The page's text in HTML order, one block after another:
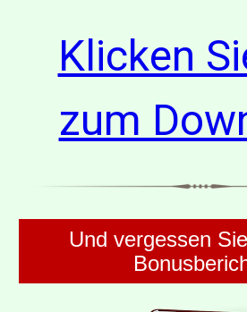
Klicken
zum
Und vergessen